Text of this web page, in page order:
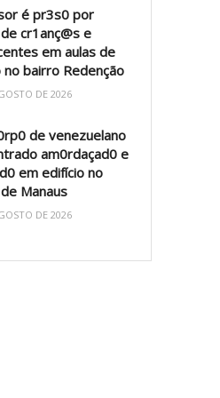
é pr3s0 por
cr1anç@s e
em aulas de
bairro Redenção
DE 2026
de venezuelano
am0rdaçad0 e
em edifício no
Manaus
DE 2026